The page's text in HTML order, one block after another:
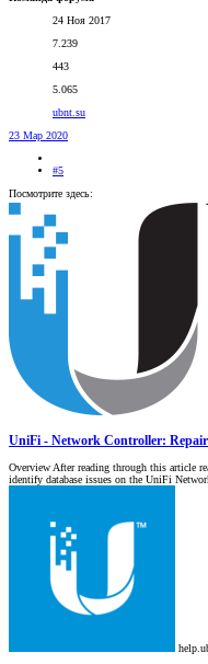
24 Ноя 2017
7.239
443
5.065
ubnt.su
23 Мар 2020
#5
Посмотрите здесь:
UniFi - Network Controller:
Overview After reading through this article
identify database issues on the UniFi